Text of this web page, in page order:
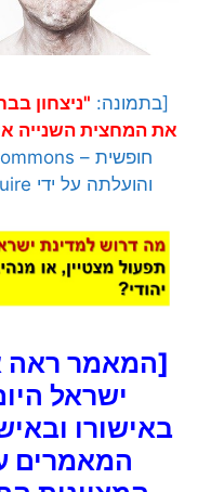
[בתמונה: "ניצחון
את המחצית השנייה
והועלתה על ידי RyanMcGuire לאתר Pixabay]
[המאמר ראה
ישראל
באישורו
המאמרים